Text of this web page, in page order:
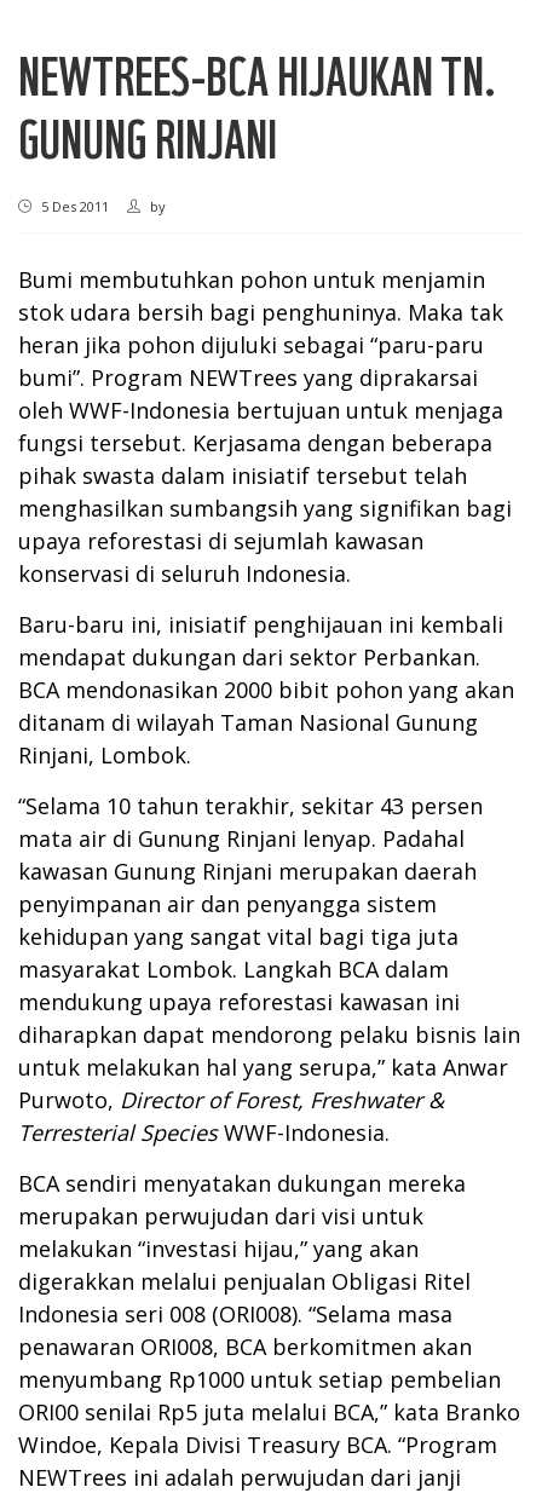
NEWTREES-BCA HIJAUKAN TN.
GUNUNG RINJANI
5 Des 2011 by
Bumi membutuhkan pohon untuk menjamin
stok udara bersih bagi penghuninya. Maka tak
heran jika pohon dijuluki sebagai “paru-paru
bumi”. Program NEWTrees yang diprakarsai
oleh WWF-Indonesia bertujuan untuk menjaga
fungsi tersebut. Kerjasama dengan beberapa
pihak swasta dalam inisiatif tersebut telah
menghasilkan sumbangsih yang signifikan bagi
upaya reforestasi di sejumlah kawasan
konservasi di seluruh Indonesia.
Baru-baru ini, inisiatif penghijauan ini kembali
mendapat dukungan dari sektor Perbankan.
BCA mendonasikan 2000 bibit pohon yang akan
ditanam di wilayah Taman Nasional Gunung
Rinjani, Lombok.
“Selama 10 tahun terakhir, sekitar 43 persen
mata air di Gunung Rinjani lenyap. Padahal
kawasan Gunung Rinjani merupakan daerah
penyimpanan air dan penyangga sistem
kehidupan yang sangat vital bagi tiga juta
masyarakat Lombok. Langkah BCA dalam
mendukung upaya reforestasi kawasan ini
diharapkan dapat mendorong pelaku bisnis lain
untuk melakukan hal yang serupa,” kata Anwar
Purwoto, Director of Forest, Freshwater &
Terresterial SpeciesWWF-Indonesia.
BCA sendiri menyatakan dukungan mereka
merupakan perwujudan dari visi untuk
melakukan “investasi hijau,” yang akan
digerakkan melalui penjualan Obligasi Ritel
Indonesia seri 008 (ORI008). “Selama masa
penawaran ORI008, BCA berkomitmen akan
menyumbang Rp1000 untuk setiap pembelian
ORI00 senilai Rp5 juta melalui BCA,” kata Branko
Windoe, Kepala Divisi Treasury BCA. “Program
NEWTrees ini adalah perwujudan dari janji